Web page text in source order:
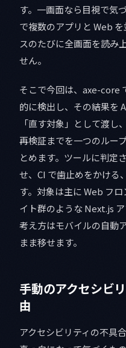
す。一画面なら目視で気
で複数のアプリと Web
スのたびに全画面を読み
せん。
そこで今回は、axe-core
的に検出し、その結果を
「直す対象」として渡し
再検証までを一つのルー
とめます。ツールに判定
せ、CI で歯止めをかける
す。対象は主に Web フ
イト群のような Next.js
考え方はモバイルの自動
まま移せます。
手動のアクセシビ
由
アクセシビリティの不具